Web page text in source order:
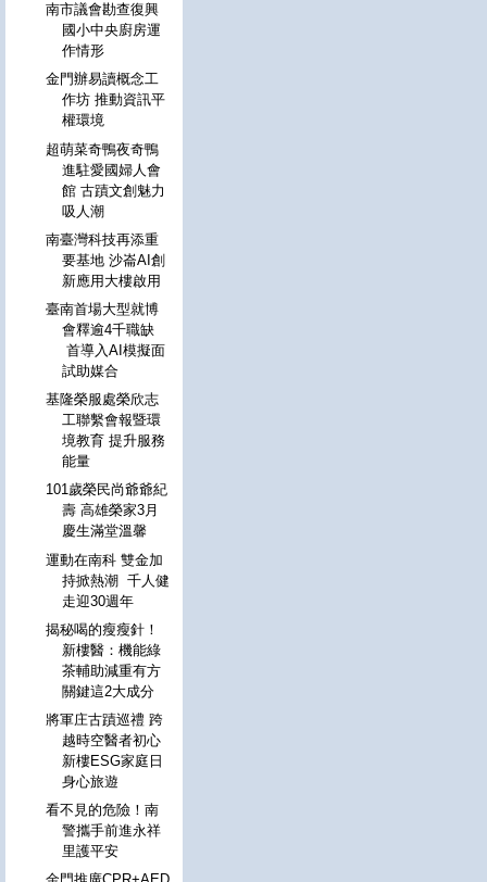
南市議會勘查復興
國小中央廚房運
作情形
金門辦易讀概念工
作坊 推動資訊平
權環境
超萌菜奇鴨夜奇鴨
進駐愛國婦人會
館 古蹟文創魅力
吸人潮
南臺灣科技再添重
要基地 沙崙AI創
新應用大樓啟用
臺南首場大型就博
會釋逾4千職缺
首導入AI模擬面
試助媒合
基隆榮服處榮欣志
工聯繫會報暨環
境教育 提升服務
能量
101歲榮民尚爺爺紀
壽 高雄榮家3月
慶生滿堂溫馨
運動在南科 雙金加
持掀熱潮 千人健
走迎30週年
揭秘喝的瘦瘦針！
新樓醫：機能綠
茶輔助減重有方
關鍵這2大成分
將軍庄古蹟巡禮 跨
越時空醫者初心
新樓ESG家庭日
身心旅遊
看不見的危險！南
警攜手前進永祥
里護平安